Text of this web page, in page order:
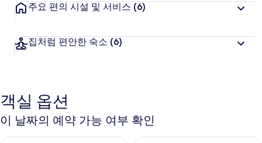
주요 편의 시설 및 서비스 (6)
집처럼 편안한 숙소 (6)
객실 옵션
이 날짜의 예약 가능 여부 확인